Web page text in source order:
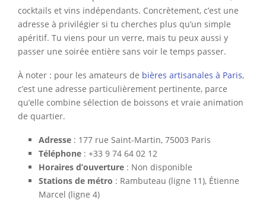
cocktails et vins indépendants. Concrètement, c’est une
adresse à privilégier si tu cherches plus qu’un simple
apéritif. Tu viens pour un verre, mais tu peux aussi y
passer une soirée entière sans voir le temps passer.
À noter : pour les amateurs de bières artisanales à Paris,
c’est une adresse particulièrement pertinente, parce
qu’elle combine sélection de boissons et vraie animation
de quartier.
Adresse : 177 rue Saint-Martin, 75003 Paris
Téléphone : +33 9 74 64 02 12
Horaires d’ouverture : Non disponible
Stations de métro : Rambuteau (ligne 11), Étienne
Marcel (ligne 4)